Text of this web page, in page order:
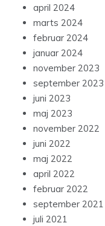
april 2024
marts 2024
februar 2024
januar 2024
november 2023
september 2023
juni 2023
maj 2023
november 2022
juni 2022
maj 2022
april 2022
februar 2022
september 2021
juli 2021